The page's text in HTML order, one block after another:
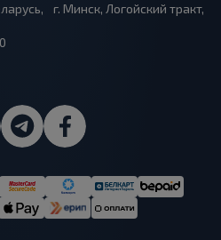
г. Минск, Логойский тракт,